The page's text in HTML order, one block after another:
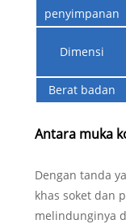
penyimpanan
Dimensi
Berat badan
Antara muka
Dengan tanda
khas soket dan
melindunginya